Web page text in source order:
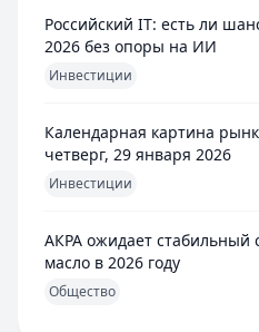
Российский IT: есть ли
2026 без опоры на ИИ
Инвестиции
Календарная картина
четверг, 29 января 2026
Инвестиции
АКРА ожидает стабильный
масло в 2026 году
Общество